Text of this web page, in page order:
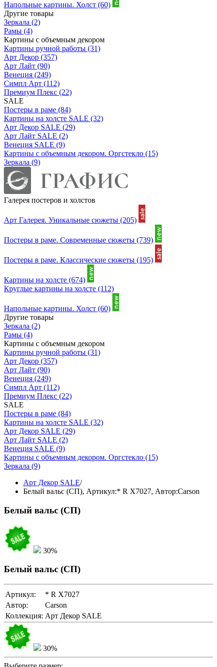
Напольные картины. Холст (60)
Другие товары
Зеркала (2)
Рамы (4)
Картины с объемным декором
Картины ручной работы (31)
Арт Декор (357)
Арт Лайт (90)
Венеция (249)
Симпл Арт (112)
Премиум Плекс (22)
SALE
Постеры в раме (84)
Картины на холсте SALE (32)
Арт Декор SALE (29)
Арт Лайт SALE (2)
Венеция SALE (9)
Картины с объемным декором. Оргстекло (15)
Зеркала (9)
Галерея постеров и холстов
Арт Галерея. Уникальные сюжеты (205)
Постеры в раме. Современные сюжеты (739)
Постеры в раме. Классические сюжеты (195)
Картины на холсте (674)
Круглые картины на холсте (112)
Напольные картины. Холст (60)
Другие товары
Зеркала (2)
Рамы (4)
Картины с объемным декором
Картины ручной работы (31)
Арт Декор (357)
Арт Лайт (90)
Венеция (249)
Симпл Арт (112)
Премиум Плекс (22)
SALE
Постеры в раме (84)
Картины на холсте SALE (32)
Арт Декор SALE (29)
Арт Лайт SALE (2)
Венеция SALE (9)
Картины с объемным декором. Оргстекло (15)
Зеркала (9)
Арт Декор SALE/
Белый вальс (СП), Артикул:* R X7027, Автор:Carson
Белый вальс (СП)
30%
Белый вальс (СП)
Артикул:
* R X7027
Автор:
Carson
Коллекция: Арт Декор SALE
30%